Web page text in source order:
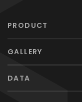
PRODUCT
GALLERY
DATA